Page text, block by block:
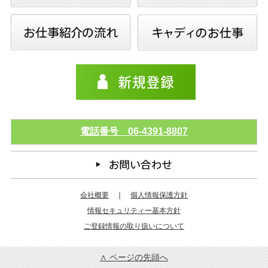
電話番号 06-4391-8807
会社概要
個人情報保護方針
情報セキュリティー基本方針
ご登録情報の取り扱いについて
∧ ページの先頭へ